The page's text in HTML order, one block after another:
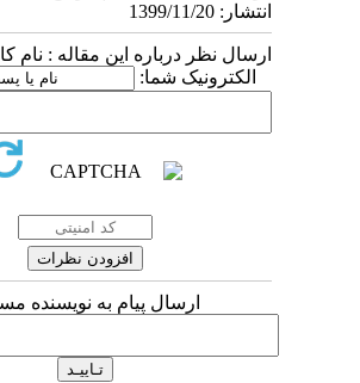
ارسال نظر درباره این مقاله : نام کاربری
الکترونیک شما:
ارسال پیام به نویسنده مسئول